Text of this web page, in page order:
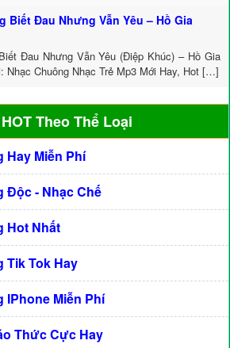
Biết Đau Nhưng Vẫn Yêu – Hồ Gia
Đau Nhưng Vẫn Yêu (Điệp Khúc) – Hồ Gia
Nhạc Chuông Nhạc Trẻ Mp3 Mới Hay, Hot […]
Theo Thể Loại
Hay Miễn Phí
Độc - Nhạc Chế
Hot Nhất
Tik Tok Hay
IPhone Miễn Phí
Thức Cực Hay